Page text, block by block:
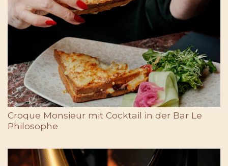
Croque Monsieur mit Cocktail in der Bar Le
Philosophe